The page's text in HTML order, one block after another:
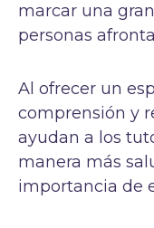
marcar una
personas
Al ofrecer un
comprensión y
ayudan a los
manera más
importancia de